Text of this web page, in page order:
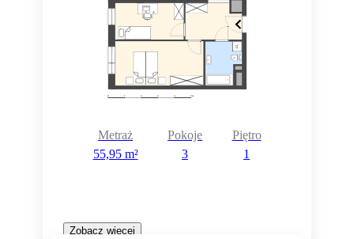
Metraż
55,95 m²
Pokoje
3
Piętro
1
Zobacz więcej